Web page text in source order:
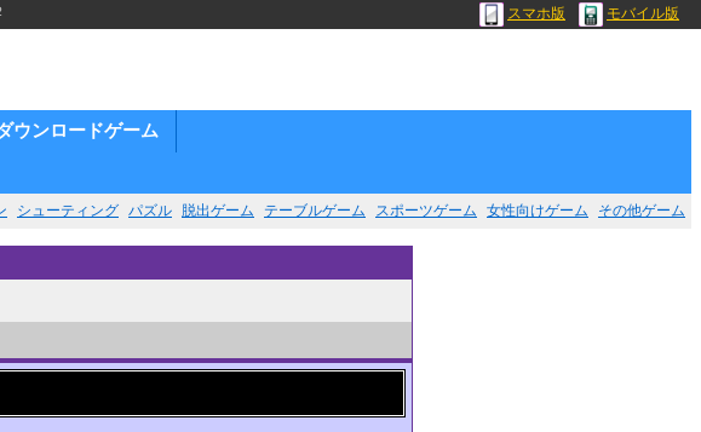
スマホ版 モバイル版
ウンロードゲーム
シューティング パズル 脱出ゲーム テーブルゲーム スポーツゲーム 女性向けゲーム その他ゲーム